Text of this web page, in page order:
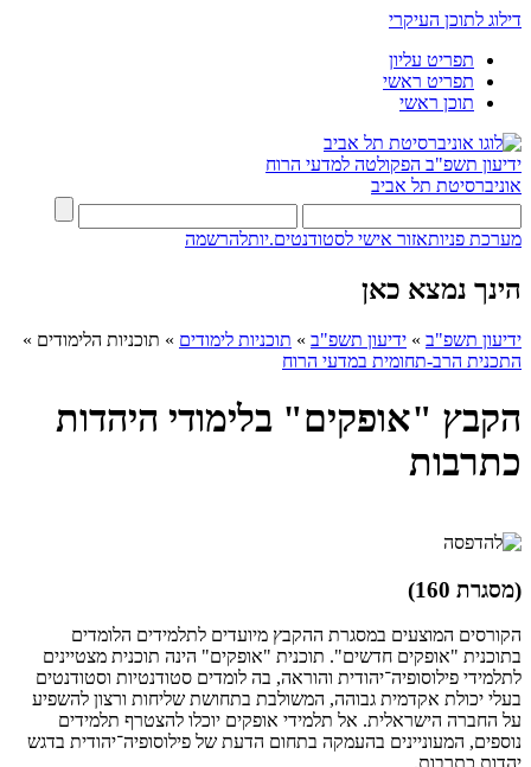
דילוג לתוכן העיקרי
תפריט עליון
תפריט ראשי
תוכן ראשי
ידיעון תשפ"ב הפקולטה למדעי הרוח
אוניברסיטת תל אביב
מערכת פניותאזור אישי לסטודנטים.יותלהרשמה
הינך נמצא כאן
ידיעון תשפ"ב » ידיעון תשפ"ב » תוכניות לימודים » תוכניות הלימודים »
התכנית הרב-תחומית במדעי הרוח
הקבץ "אופקים" בלימודי היהדות
כתרבות
(מסגרת 160)
הקורסים המוצעים במסגרת ההקבץ מיועדים לתלמידים הלומדים
בתוכנית "אופקים חדשים". תוכנית "אופקים" הינה תוכנית מצטיינים
לתלמידי פילוסופיה־יהודית והוראה, בה לומדים סטודנטיות וסטודנטים
בעלי יכולת אקדמית גבוהה, המשולבת בתחושת שליחות ורצון להשפיע
על החברה הישראלית. אל תלמידי אופקים יוכלו להצטרף תלמידים
נוספים, המעוניינים בהעמקה בתחום הדעת של פילוסופיה־יהודית בדגש